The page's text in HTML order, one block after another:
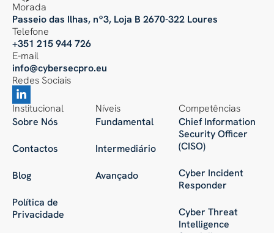
Morada
Passeio das Ilhas, nº3, Loja B 2670-322 Loures
Telefone
+351 215 944 726
E-mail
info@cybersecpro.eu
Redes Sociais
Institucional
Sobre Nós
Contactos
Blog
Política de
Privacidade
Níveis
Fundamental
Intermediário
Avançado
Competências
Chief Information
Security Officer
(CISO)
Cyber Incident
Responder
Cyber Threat
Intelligence